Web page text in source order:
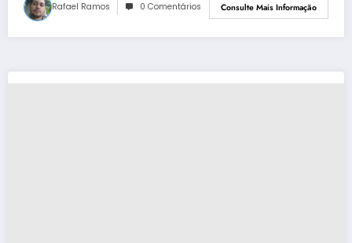
Rafael Ramos 0 Comentários Consulte Mais Informação